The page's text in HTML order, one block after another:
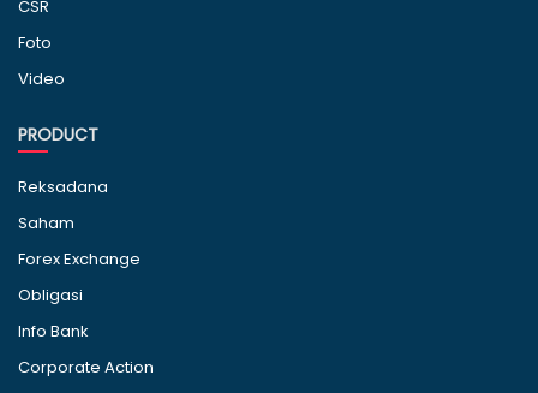
CSR
Foto
Video
PRODUCT
Reksadana
Saham
Forex Exchange
Obligasi
Info Bank
Corporate Action